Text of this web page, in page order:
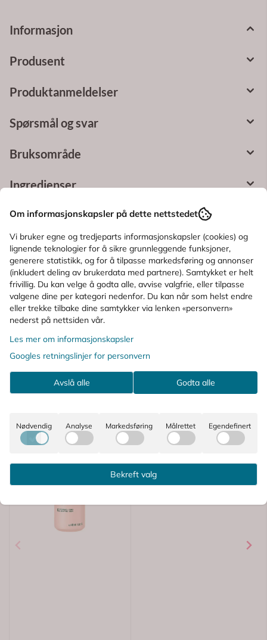
Informasjon
Produsent
Produktanmeldelser
Spørsmål og svar
Bruksområde
Ingredienser
PÅ
Om informasjonskapsler på dette nettstedet
Vi bruker egne og tredjeparts informasjonskapsler (cookies) og
lignende teknologier for å sikre grunnleggende funksjoner,
generere statistikk, og for å tilpasse markedsføring og annonser
(inkludert deling av brukerdata med partnere). Samtykket er helt
frivillig. Du kan velge å godta alle, avvise valgfrie, eller tilpasse
valgene dine per kategori nedenfor. Du kan når som helst endre
eller trekke tilbake dine samtykker via lenken «personvern»
nederst på nettsiden vår.
Les mer om informasjonskapsler
Googles retningslinjer for personvern
Avslå alle Godta alle
Nødvendig Analyse Markedsføring Målrettet Egendefinert
Bekreft valg